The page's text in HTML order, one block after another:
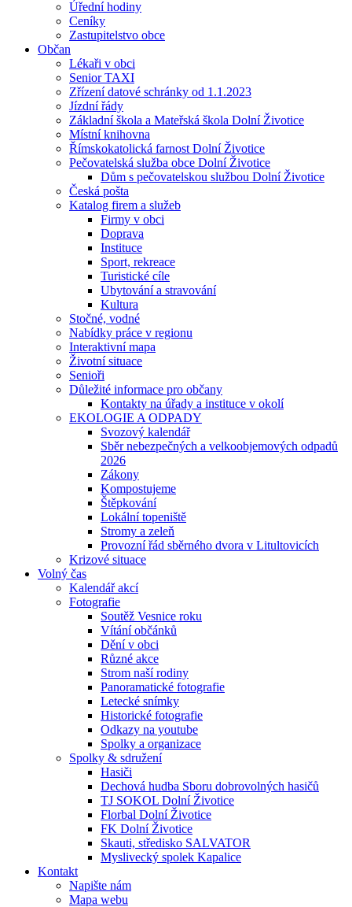
Úřední hodiny
Ceníky
Zastupitelstvo obce
Občan
Lékaři v obci
Senior TAXI
Zřízení datové schránky od 1.1.2023
Jízdní řády
Základní škola a Mateřská škola Dolní Životice
Místní knihovna
Římskokatolická farnost Dolní Životice
Pečovatelská služba obce Dolní Životice
Dům s pečovatelskou službou Dolní Životice
Česká pošta
Katalog firem a služeb
Firmy v obci
Doprava
Instituce
Sport, rekreace
Turistické cíle
Ubytování a stravování
Kultura
Stočné, vodné
Nabídky práce v regionu
Interaktivní mapa
Životní situace
Senioři
Důležité informace pro občany
Kontakty na úřady a instituce v okolí
EKOLOGIE A ODPADY
Svozový kalendář
Sběr nebezpečných a velkoobjemových odpadů
2026
Zákony
Kompostujeme
Štěpkování
Lokální topeniště
Stromy a zeleň
Provozní řád sběrného dvora v Litultovicích
Krizové situace
Volný čas
Kalendář akcí
Fotografie
Soutěž Vesnice roku
Vítání občánků
Dění v obci
Různé akce
Strom naší rodiny
Panoramatické fotografie
Letecké snímky
Historické fotografie
Odkazy na youtube
Spolky a organizace
Spolky & sdružení
Hasiči
Dechová hudba Sboru dobrovolných hasičů
TJ SOKOL Dolní Životice
Florbal Dolní Životice
FK Dolní Životice
Skauti, středisko SALVATOR
Myslivecký spolek Kapalice
Kontakt
Napište nám
Mapa webu